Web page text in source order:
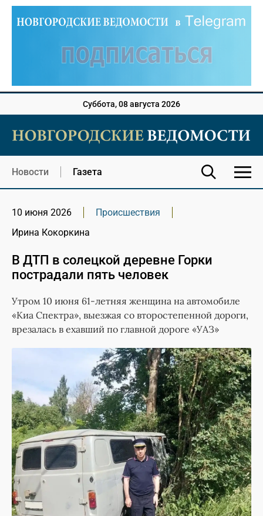
Суббота, 08 августа 2026
Новости Газета
10 июня 2026
Происшествия
Ирина Кокоркина
В ДТП в солецкой деревне Горки
пострадали пять человек
Утром 10 июня 61-летняя женщина на автомобиле
«Киа Спектра», выезжая со второстепенной дороги,
врезалась в ехавший по главной дороге «УАЗ»